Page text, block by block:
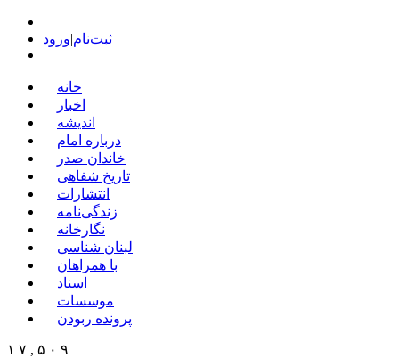
ثبت‌نام|ورود
خانه
اخبار
اندیشه
درباره امام
خاندان صدر
تاریخ شفاهی
انتشارات
زندگی‌نامه
نگارخانه
لبنان شناسی
با همراهان
اسناد
موسسات
پرونده ربودن
۱ ۷ , ۵ ۰ ۹